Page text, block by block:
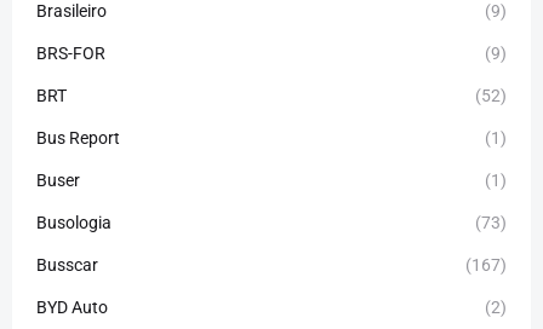
Brasileiro (9)
BRS-FOR (9)
BRT (52)
Bus Report (1)
Buser (1)
Busologia (73)
Busscar (167)
BYD Auto (2)